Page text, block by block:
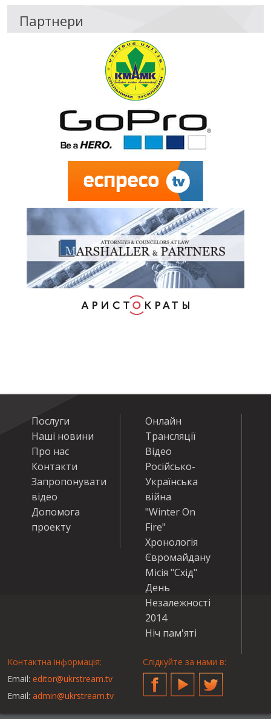
Партнери
Послуги
Наші новини
Про нас
Контакти
Запропонувати
відео
Допомога
проекту
Онлайн
Трансляції
Відео
Російсько-
Українська
війна
"Winter On
Fire"
Хронологія
Євромайдану
Місія "Схід"
День
Незалежності
2014
Ніч пам'яті
Контактна інформація:
Email: editor@ukrstream.tv
Email: admin@ukrstream.tv
Слідкуйте за нами в:
FacebookYouTubeTwitter